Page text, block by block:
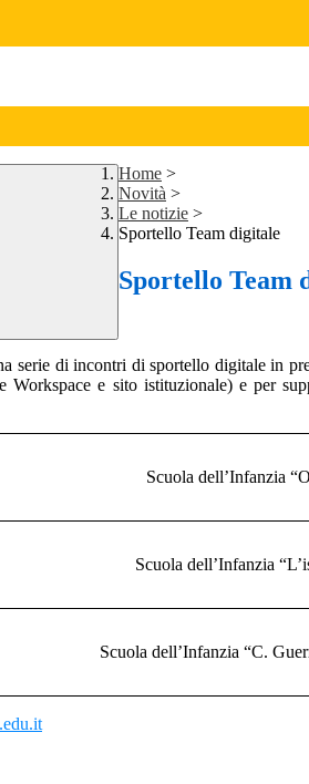
Home >
Novità >
Le notizie >
Sportello Team digitale
Sportello Team
di incontri di sportello digitale in
e sito istituzionale) e per
Scuola dell’Infanzia
Scuola dell’Infanzia
Scuola dell’Infanzia “C.